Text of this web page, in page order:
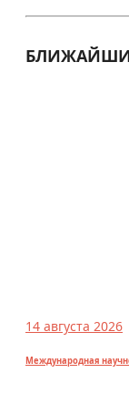
14 августа 2026
Международная